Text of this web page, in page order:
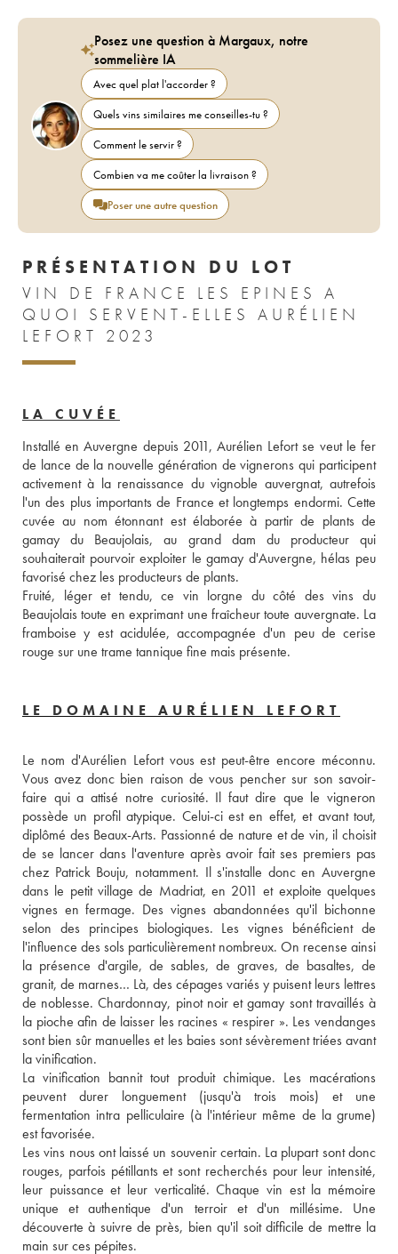
Posez une question à Margaux, notre
sommelière IA
Avec quel plat l'accorder ?
Quels vins similaires me conseilles-tu ?
Comment le servir ?
Combien va me coûter la livraison ?
Poser une autre question
PRÉSENTATION DU LOT
VIN DE FRANCE LES EPINES A
QUOI SERVENT-ELLES AURÉLIEN
LEFORT 2023
LA CUVÉE
Installé en Auvergne depuis 2011, Aurélien Lefort se veut le fer
de lance de la nouvelle génération de vignerons qui participent
activement à la renaissance du vignoble auvergnat, autrefois
l'un des plus importants de France et longtemps endormi. Cette
cuvée au nom étonnant est élaborée à partir de plants de
gamay du Beaujolais, au grand dam du producteur qui
souhaiterait pourvoir exploiter le gamay d'Auvergne, hélas peu
favorisé chez les producteurs de plants.
Fruité, léger et tendu, ce vin lorgne du côté des vins du
Beaujolais toute en exprimant une fraîcheur toute auvergnate. La
framboise y est acidulée, accompagnée d'un peu de cerise
LE DOMAINE AURÉLIEN LEFORT
Le nom d'Aurélien Lefort vous est peut-être encore méconnu.
Vous avez donc bien raison de vous pencher sur son savoir-
faire qui a attisé notre curiosité. Il faut dire que le vigneron
possède un profil atypique. Celui-ci est en effet, et avant tout,
diplômé des Beaux-Arts. Passionné de nature et de vin, il choisit
de se lancer dans l'aventure après avoir fait ses premiers pas
chez Patrick Bouju, notamment. Il s'installe donc en Auvergne
dans le petit village de Madriat, en 2011 et exploite quelques
vignes en fermage. Des vignes abandonnées qu'il bichonne
selon des principes biologiques. Les vignes bénéficient de
l'influence des sols particulièrement nombreux. On recense ainsi
la présence d'argile, de sables, de graves, de basaltes, de
granit, de marnes… Là, des cépages variés y puisent leurs lettres
de noblesse. Chardonnay, pinot noir et gamay sont travaillés à
la pioche afin de laisser les racines « respirer ». Les vendanges
sont bien sûr manuelles et les baies sont sévèrement triées avant
la vinification.
La vinification bannit tout produit chimique. Les macérations
peuvent durer longuement (jusqu'à trois mois) et une
fermentation intra pelliculaire (à l'intérieur même de la grume)
est favorisée.
Les vins nous ont laissé un souvenir certain. La plupart sont donc
rouges, parfois pétillants et sont recherchés pour leur intensité,
leur puissance et leur verticalité. Chaque vin est la mémoire
unique et authentique d'un terroir et d'un millésime. Une
découverte à suivre de près, bien qu'il soit difficile de mettre la
main sur ces pépites.